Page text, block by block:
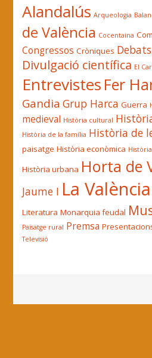
Alandalús Arqueologia
de València Cocentaina
Congressos Cròniques
Divulgació científica El
Entrevistes Fer
Gandia Grup Harca Guerra
medieval Història cultural
Història de la família Història de
paisatge Història econòmica
Història urbana Horta de
Jaume I La
Literatura Monarquia feudal
Paisatge rural Premsa
Televisió